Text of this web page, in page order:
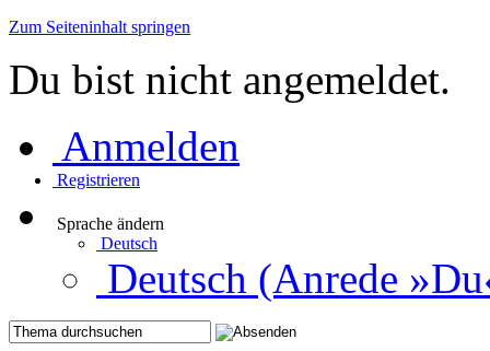
Zum Seiteninhalt springen
Du bist nicht angemeldet.
Anmelden
Registrieren
Sprache ändern
Deutsch
Deutsch (Anrede